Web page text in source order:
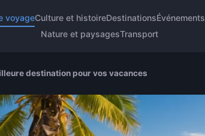
voyageCulture et histoireDestinationsÉvénements
Nature et paysagesTransport
destination pour vos vacances